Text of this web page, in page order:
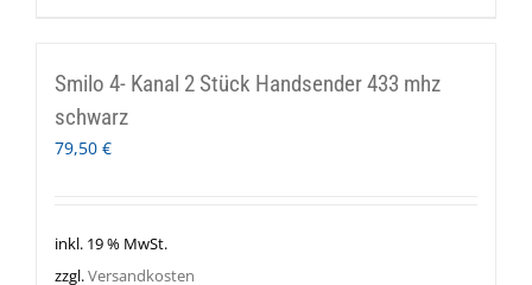
Smilo 4- Kanal 2 Stück Handsender 433 mhz
schwarz
79,50 €
inkl. 19 % MwSt.
zzgl.Versandkosten